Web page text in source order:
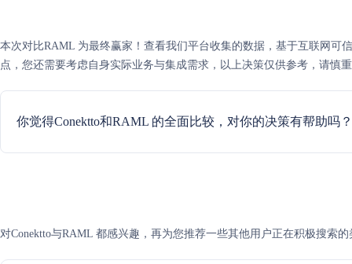
本次对比RAML 为最终赢家！查看我们平台收集的数据，基于互联网可
点，您还需要考虑自身实际业务与集成需求，以上决策仅供参考，请慎
你觉得Conektto和RAML 的全面比较，对你的决策有帮助吗？
对Conektto与RAML 都感兴趣，再为您推荐一些其他用户正在积极搜索的